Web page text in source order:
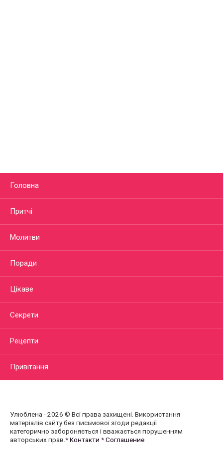
Головна
Притчі
Молитви
Поради
Цікаве
Секрети
Рецепти
Привітання
Улюблена - 2026 © Всі права захищені. Використання
матеріалів сайту без письмової згоди редакції
категорично забороняється і вважається порушенням
авторських прав.*Контакти *Соглашение